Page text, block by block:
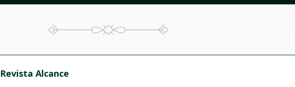
Revista Alcance